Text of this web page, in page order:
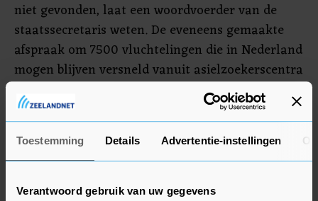
Toestemming Details Advertentie-instellingen
Verantwoord gebruik van uw gegevens
niet gevonden, laat een woordvoerder van de
staatssecretaris weten. De eveneens gemaakte
afspraak om 7500 vluchtelingen die in Nederland
mogen blijven versneld vanuit asielzoekerscentra
te plaatsen in een reguliere woning, "loopt totaal
niet", zegt de woordvoerder. "Gemeenten willen
wel en doen hun best", maar onder meer de
krapte op de woningmarkt en de wachtlijsten
voor andere spoedzoekers, spelen de overheid
parten, verduidelijkt ze.